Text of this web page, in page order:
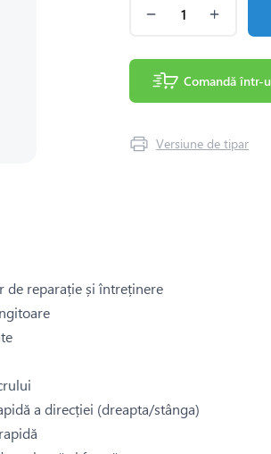
Comandă într-
Versiune de tipar
de reparație și întreținere
a direcției (dreapta/stânga)